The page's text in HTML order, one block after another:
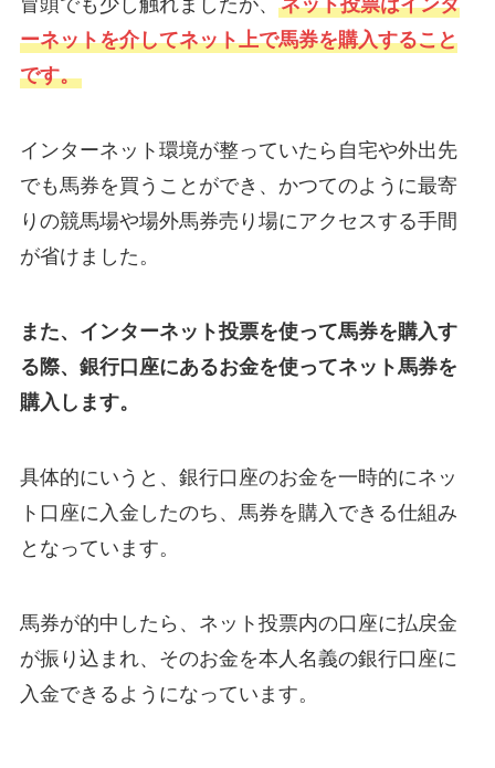
冒頭でも少し触れましたが、 ネット投票はインタ
ーネットを介してネット上で馬券を購入すること
です。
インターネット環境が整っていたら自宅や外出先
でも馬券を買うことができ、かつてのように最寄
りの競馬場や場外馬券売り場にアクセスする手間
が省けました。
また、インターネット投票を使って馬券を購入す
る際、銀行口座にあるお金を使ってネット馬券を
購入します。
具体的にいうと、銀行口座のお金を一時的にネッ
ト口座に入金したのち、馬券を購入できる仕組み
となっています。
馬券が的中したら、ネット投票内の口座に払戻金
が振り込まれ、そのお金を本人名義の銀行口座に
入金できるようになっています。